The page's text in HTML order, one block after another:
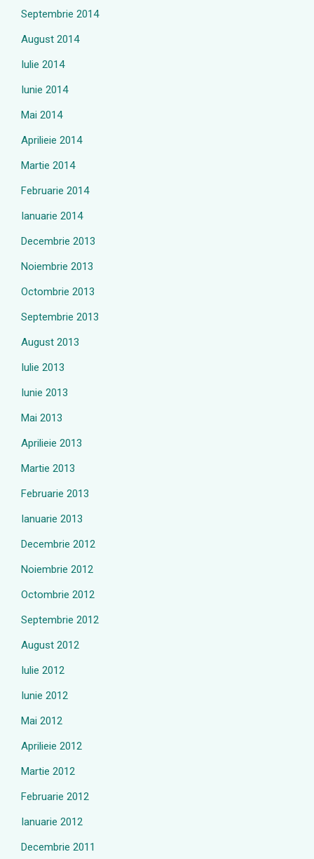
Septembrie 2014
August 2014
Iulie 2014
Iunie 2014
Mai 2014
Aprilieie 2014
Martie 2014
Februarie 2014
Ianuarie 2014
Decembrie 2013
Noiembrie 2013
Octombrie 2013
Septembrie 2013
August 2013
Iulie 2013
Iunie 2013
Mai 2013
Aprilieie 2013
Martie 2013
Februarie 2013
Ianuarie 2013
Decembrie 2012
Noiembrie 2012
Octombrie 2012
Septembrie 2012
August 2012
Iulie 2012
Iunie 2012
Mai 2012
Aprilieie 2012
Martie 2012
Februarie 2012
Ianuarie 2012
Decembrie 2011